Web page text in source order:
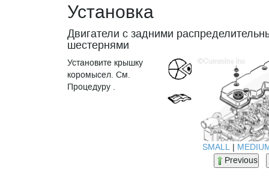
Установка
Двигатели с задними
шестернями
Установите крышку
коромысел. См.
Процедуру .
SMALL |
Previous